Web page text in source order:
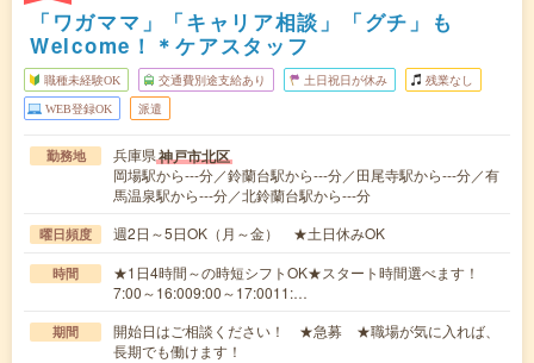
「ワガママ」「キャリア相談」「グチ」も
Welcome！＊ケアスタッフ
職種未経験OK 交通費別途支給あり 土日祝日が休み 残業なし
WEB登録OK 派遣
勤務地 兵庫県神戸市北区
岡場駅から---分／鈴蘭台駅から---分／田尾寺駅から---分／有
馬温泉駅から---分／北鈴蘭台駅から---分
曜日頻度 週2日～5日OK（月～金） ★土日休みOK
時間
★1日4時間～の時短シフトOK★スタート時間選べます！
7:00～16:009:00～17:0011:…
期間
開始日はご相談ください！ ★急募 ★職場が気に入れば、
長期でも働けます！